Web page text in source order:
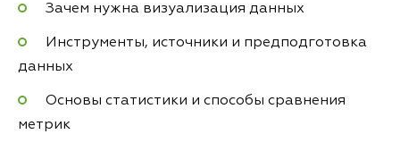
Зачем нужна визуализация данных
Инструменты, источники и предподготовка
данных
Основы статистики и способы сравнения
метрик